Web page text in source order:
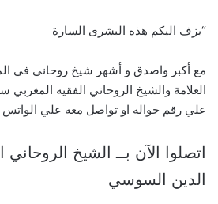
“يزف اليكم هذه البشرى السارة
مع أكبر واصدق و أشهر شيخ روحاني في
العلامة والشيخ الروحاني الفقيه
علي رقم جواله او تواصل معه علي
اتصلوا الآن بــ الشيخ
الدين السوسي